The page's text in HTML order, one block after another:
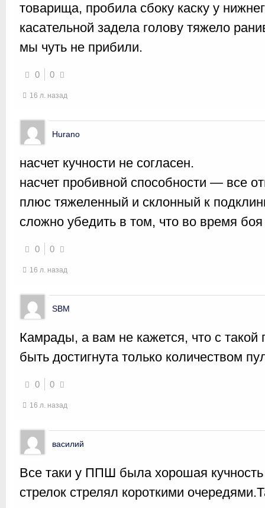
товарища, пробила сбоку каску у
касательной задела голову тяжело
мы чуть не прибили.
0 0
16 л. назад
Hurano
насчет кучности не согласен.
насчет пробивной способности — все
плюс тяжеленный и склонный к
сложно убедить в том, что во время
0 0
16 л. назад
SBM
Камрады, а вам не кажется, что с такой
быть достигнута только количеством
0 0
16 л. назад
василий
Все таки у ППШ была хорошая
стрелок стрелял короткими